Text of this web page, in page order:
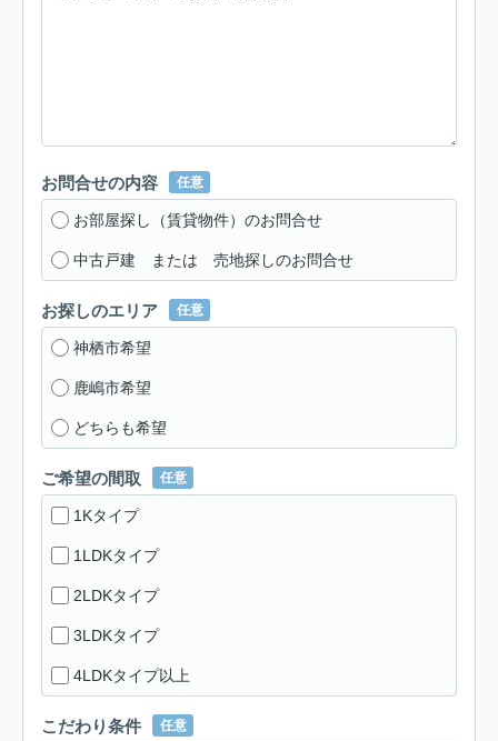
お問合せの内容 任意
お部屋探し（賃貸物件）のお問合せ
中古戸建 または 売地探しのお問合せ
お探しのエリア 任意
神栖市希望
鹿嶋市希望
どちらも希望
ご希望の間取 任意
1Kタイプ
1LDKタイプ
2LDKタイプ
3LDKタイプ
4LDKタイプ以上
こだわり条件 任意